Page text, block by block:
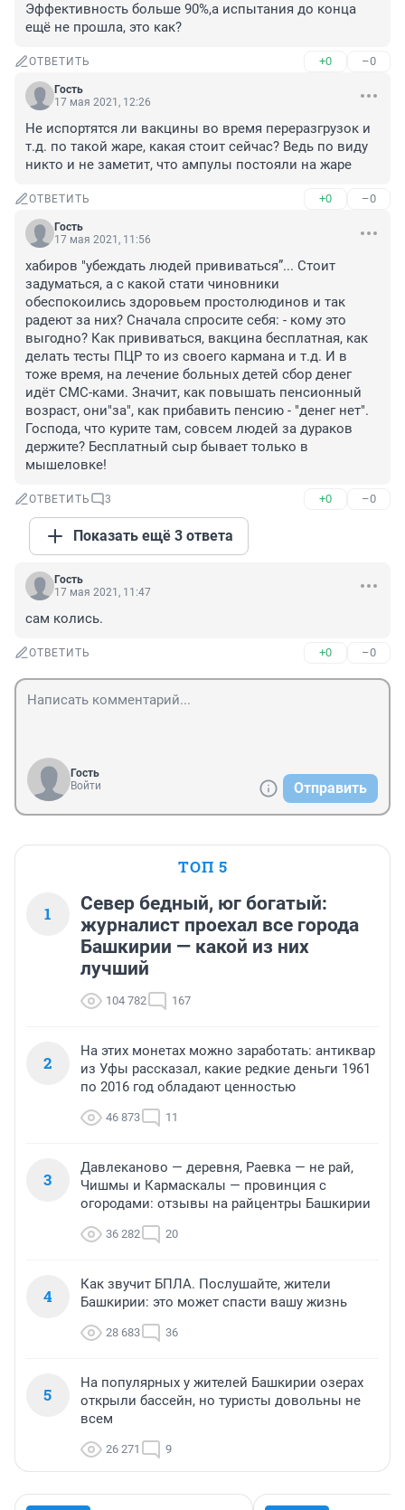
Эффективность больше 90%,а испытания до конца
ещё не прошла, это как?
ОТВЕТИТЬ +0 –0
Гость
17 мая 2021, 12:26
Не испортятся ли вакцины во время переразгрузок и
т.д. по такой жаре, какая стоит сейчас? Ведь по виду
никто и не заметит, что ампулы постояли на жаре
ОТВЕТИТЬ +0 –0
Гость
17 мая 2021, 11:56
хабиров "убеждать людей прививаться”... Стоит
задуматься, а с какой стати чиновники
обеспокоились здоровьем простолюдинов и так
радеют за них? Сначала спросите себя: - кому это
выгодно? Как прививаться, вакцина бесплатная, как
делать тесты ПЦР то из своего кармана и т.д. И в
тоже время, на лечение больных детей сбор денег
идёт СМС-ками. Значит, как повышать пенсионный
возраст, они"за", как прибавить пенсию - "денег нет".
Господа, что курите там, совсем людей за дураков
держите? Бесплатный сыр бывает только в
мышеловке!
ОТВЕТИТЬ 3 +0 –0
Показать ещё 3 ответа
Гость
17 мая 2021, 11:47
сам колись.
ОТВЕТИТЬ +0 –0
Гость
Войти
Отправить
ТОП 5
1
Север бедный, юг богатый:
журналист проехал все города
Башкирии — какой из них
лучший
104 782 167
2
На этих монетах можно заработать: антиквар
из Уфы рассказал, какие редкие деньги 1961
по 2016 год обладают ценностью
46 873 11
3
Давлеканово — деревня, Раевка — не рай,
Чишмы и Кармаскалы — провинция с
огородами: отзывы на райцентры Башкирии
36 282 20
4
Как звучит БПЛА. Послушайте, жители
Башкирии: это может спасти вашу жизнь
28 683 36
5
На популярных у жителей Башкирии озерах
открыли бассейн, но туристы довольны не
всем
26 271 9